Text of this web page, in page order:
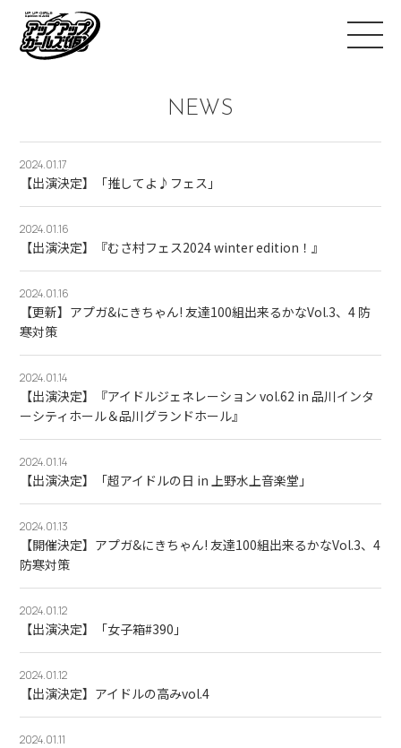
NEWS
2024.01.17
【出演決定】「推してよ♪フェス」
2024.01.16
【出演決定】『むさ村フェス2024 winter edition！』
2024.01.16
【更新】アプガ&にきちゃん! 友達100組出来るかなVol.3、4 防
寒対策
2024.01.14
【出演決定】『アイドルジェネレーション vol.62 in 品川インタ
ーシティホール＆品川グランドホール』
2024.01.14
【出演決定】「超アイドルの日 in 上野水上音楽堂」
2024.01.13
【開催決定】アプガ&にきちゃん! 友達100組出来るかなVol.3、4
防寒対策
2024.01.12
【出演決定】「女子箱#390」
2024.01.12
【出演決定】アイドルの高みvol.4
2024.01.11